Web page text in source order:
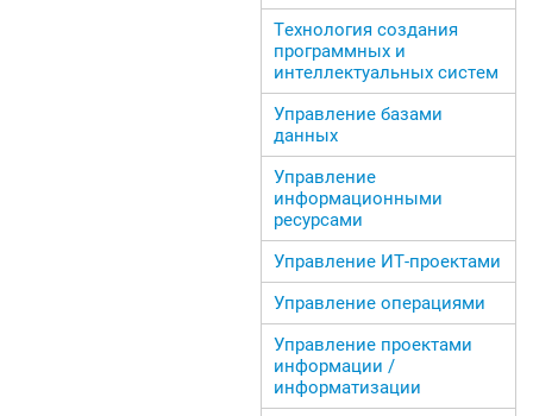
Технология создания
программных и
интеллектуальных систем
Управление базами
данных
Управление
информационными
ресурсами
Управление ИТ-проектами
Управление операциями
Управление проектами
информации /
информатизации